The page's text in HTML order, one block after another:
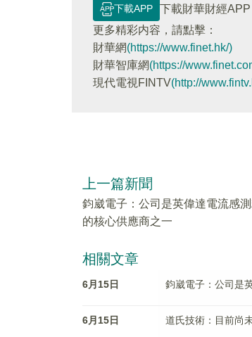
下載APP
下載財華財經
更多精彩内容，請點擊：
財華網(https://www.finet.hk/)
財華智庫網(https://
現代電視FINTV(http://
上一篇新聞
鈞崴電子：公司是英偉達電流感
的核心供應商之一
相關文章
6月15日 鈞崴電子：公司是
6月15日 道氏技術：目前尚